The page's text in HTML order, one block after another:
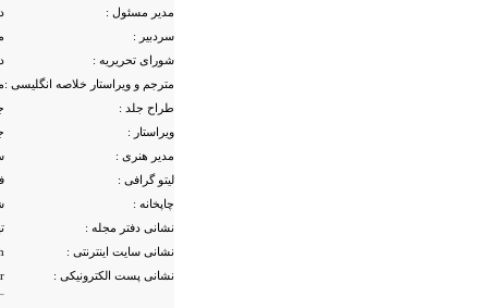
مدیر مسئول :
سردبیر :
شورای تحریریه :
مترجم و ویراستار خلاصه انگلیسی :
طراح جلد :
ویراستار :
مدیر هنری :
لیتو گرافی :
چاپخانه :
نشانی دفتر مجله :
نشانی سایت اینترنتی :
نشانی پست الکترونیکی :